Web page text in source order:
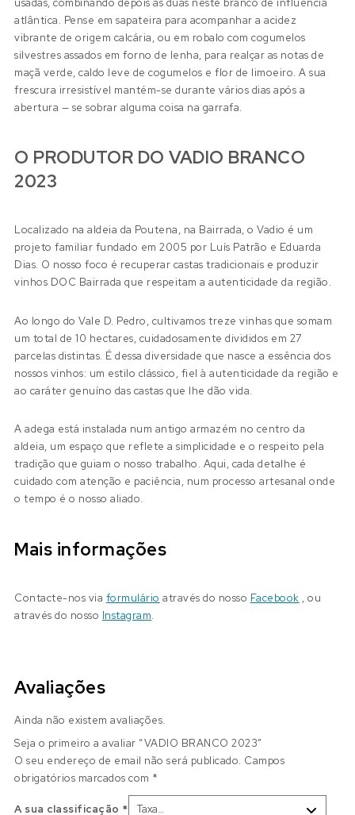
usadas, combinando depois as duas neste branco de influência
atlântica. Pense em sapateira para acompanhar a acidez
vibrante de origem calcária, ou em robalo com cogumelos
silvestres assados em forno de lenha, para realçar as notas de
maçã verde, caldo leve de cogumelos e flor de limoeiro. A sua
frescura irresistível mantém-se durante vários dias após a
abertura — se sobrar alguma coisa na garrafa.
O PRODUTOR DO VADIO BRANCO
2023
Localizado na aldeia da Poutena, na Bairrada, o Vadio é um
projeto familiar fundado em 2005 por Luís Patrão e Eduarda
Dias. O nosso foco é recuperar castas tradicionais e produzir
vinhos DOC Bairrada que respeitam a autenticidade da região.
Ao longo do Vale D. Pedro, cultivamos treze vinhas que somam
um total de 10 hectares, cuidadosamente divididos em 27
parcelas distintas. É dessa diversidade que nasce a essência dos
nossos vinhos: um estilo clássico, fiel à autenticidade da região e
ao caráter genuíno das castas que lhe dão vida.
A adega está instalada num antigo armazém no centro da
aldeia, um espaço que reflete a simplicidade e o respeito pela
tradição que guiam o nosso trabalho. Aqui, cada detalhe é
cuidado com atenção e paciência, num processo artesanal onde
o tempo é o nosso aliado.
Mais informações
Contacte-nos via formulário através do nosso Facebook , ou
através do nosso Instagram.
Avaliações
Ainda não existem avaliações.
Seja o primeiro a avaliar “VADIO BRANCO 2023”
O seu endereço de email não será publicado. Campos
obrigatórios marcados com *
A sua classificação *